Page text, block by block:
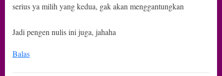
serius ya milih yang kedua, gak akan menggantungkan
Jadi pengen nulis ini juga, jahaha
Balas